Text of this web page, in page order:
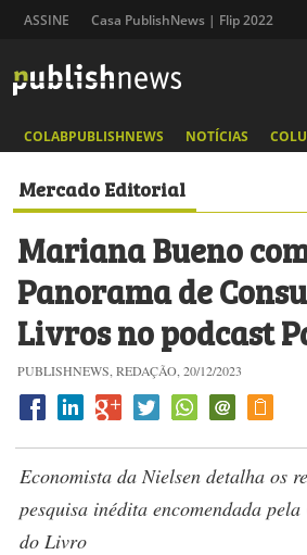
ASSINE Casa PublishNews | Flip 2022
COLABPUBLISHNEWS NOTÍCIAS
Mercado Editorial
Mariana Bueno
Panorama de
Livros no podcast
PUBLISHNEWS, REDAÇÃO, 20/12/2023
Economista da Nielsen detalha os
pesquisa inédita encomendada
do Livro